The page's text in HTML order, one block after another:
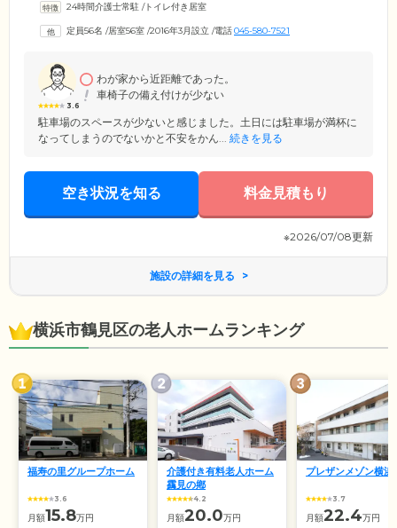
ートいたします。私たちが目指しているのは「ご高齢のみなさまを元気
ビリ・散歩など)」の4つのケアを重視。ご入居者様それぞれがお持ちの
24時間介護士常駐 /トイレ付き居室
定員56名 /居室56室 /2016年3月設立 /電話045-580-7521
3.6
わが家から近距離であった。
車椅子の備え付けが少ない
駐車場のスペースが少ないと感じました。土日には駐車場が満杯に
なってしまうのでないかと不安をかん... 続きを見る
空き状況を知る 料金見積もり
※2026/07/08更新
施設の詳細を見る
横浜市鶴見区の老人ホームランキング
福寿の里グループホーム
3.6
月額15.8万円
介護付き有料老人ホーム
靎見の鄕
4.2
月額20.0万円
プレザンメゾン横浜
3.7
月額22.4万円